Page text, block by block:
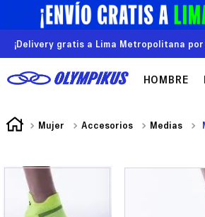
¡Delivery gratis a Lima Metropolitana
HOMBRE
Mujer Accesorios Medias